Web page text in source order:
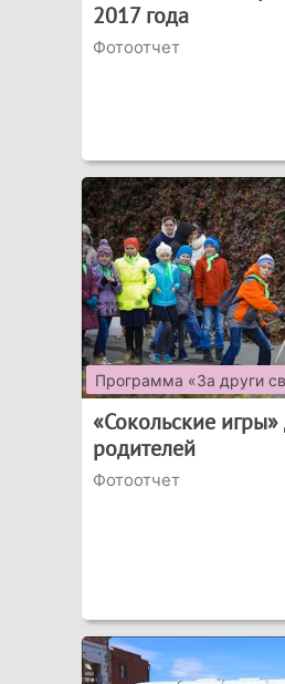
2017 года
Фотоотчет
Программа «За други
«Сокольские
родителей
Фотоотчет